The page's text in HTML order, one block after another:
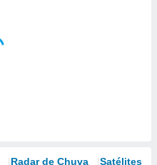
Radar de Chuva Satélites